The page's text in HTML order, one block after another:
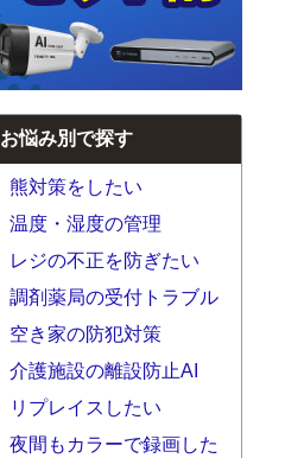
お悩み別で探す
熊対策をしたい
温度・湿度の管理
レジの不正を防ぎたい
調剤薬局の受付トラブル
空き家の防犯対策
介護施設の離設防止AI
リプレイスしたい
夜間もカラーで録画した